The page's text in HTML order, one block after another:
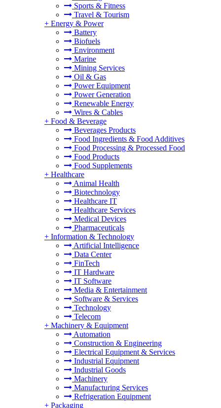
Sports & Fitness
Travel & Tourism
+ Energy & Power
Battery
Biofuels
Environment
Marine
Mining Services
Oil & Gas
Power Equipment
Power Generation
Renewable Energy
Wires & Cables
+ Food & Beverage
Beverages Products
Food Ingredients & Food Additives
Food Processing & Processed Food
Food Products
Food Supplements
+ Healthcare
Animal Health
Biotechnology
Healthcare IT
Healthcare Services
Medical Devices
Pharmaceuticals
+ Information & Technology
Artificial Intelligence
Data Center
FinTech
IT Hardware
IT Software
Media & Entertainment
Software & Services
Technology
Telecom
+ Machinery & Equipment
Automation
Construction & Engineering
Electrical Equipment & Services
Industrial Equipment
Industrial Goods
Machinery
Manufacturing Services
Refrigeration Equipment
+ Packaging